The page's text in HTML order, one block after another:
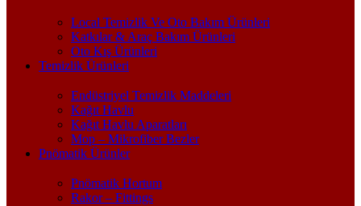
Local Temizlik Ve Oto Bakım Ürünleri
Katkılar & Araç Bakım Ürünleri
Oto Kış Ürünleri
Temizlik Ürünleri
Endüstriyel Temizlik Maddeleri
Kağıt Havlu
Kağıt Havlu Aparatları
Mop – Mikrofiber Bezler
Pnömatik Ürünler
Pnömatik Hortum
Rakor – Fittings